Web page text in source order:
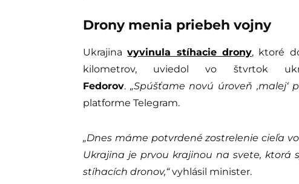
Drony menia priebeh vojny
Ukrajinavyvinula stíhacie drony, ktoré
kilometrov, uviedol vo štvrtok
Fedorov. „Spúšťame novú úroveň ‚malej‘
platforme Telegram.
„Dnes máme potvrdené zostrelenie cieľa
Ukrajina je prvou krajinou na svete, ktorá
stíhacích dronov,“vyhlásil minister.